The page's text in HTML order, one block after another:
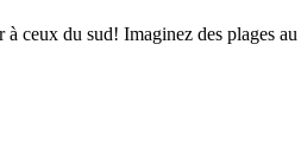
du sud! Imaginez des plages au